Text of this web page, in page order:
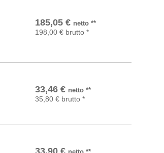
185,05 € netto**
198,00 € brutto *
In den Warenkorb
33,46 € netto**
35,80 € brutto *
In den Warenkorb
33,90 € netto**
In den Warenkorb